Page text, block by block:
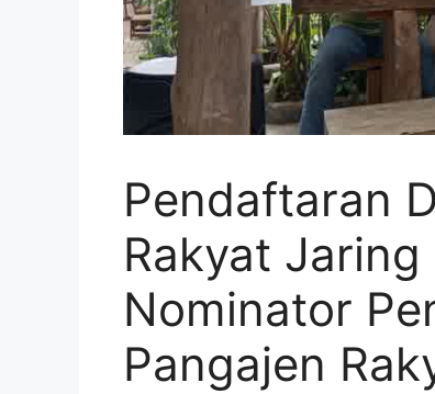
Pendaftaran
Rakyat
Nominator
Pangajen